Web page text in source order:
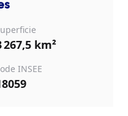
267,5 km²
INSEE